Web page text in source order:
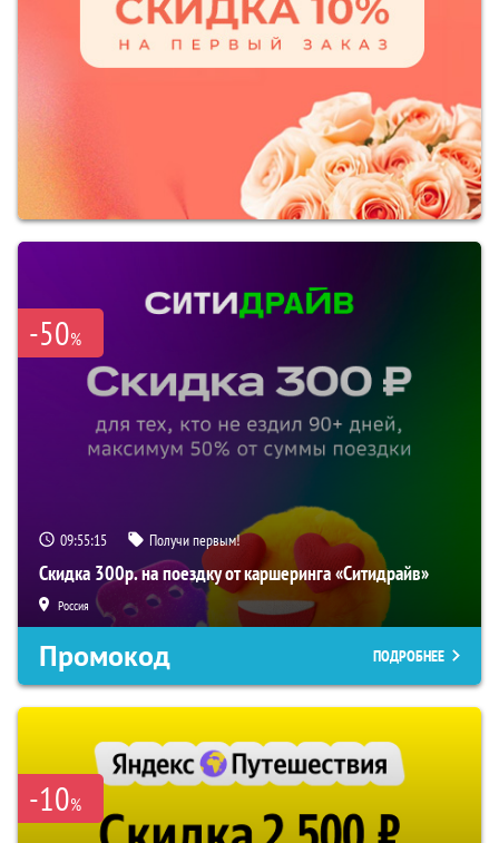
-50%
09:55:14 Получи первым!
Скидка 300р. на поездку от каршеринга «Ситидрайв»
Россия
Промокод ПОДРОБНЕЕ
-10%